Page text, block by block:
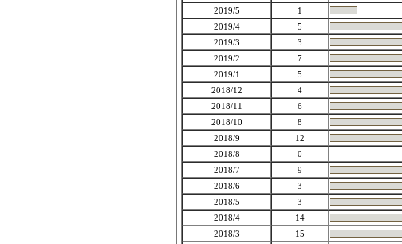
2019/5
1
2019/4
5
2019/3
3
2019/2
7
2019/1
5
2018/12
4
2018/11
6
2018/10
8
2018/9
12
2018/8
0
2018/7
9
2018/6
3
2018/5
3
2018/4
14
2018/3
15